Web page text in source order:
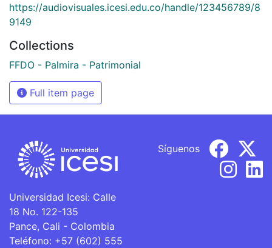
https://audiovisuales.icesi.edu.co/handle/123456789/8
9149
Collections
FFDO - Palmira - Patrimonial
Full item page
Universidad Icesi: Calle
18 No. 122-135
Pance, Cali - Colombia
Teléfono: +57 (602) 555
Síguenos